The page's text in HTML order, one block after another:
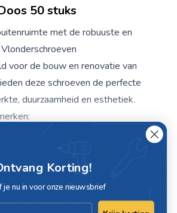
50 stuks
met de robuuste en
voor de bouw en renovatie van
deze schroeven de perfecte
duurzaamheid en esthetiek.
Gemaakt van hoogwaardig
voor uitstekende roest- en
ideaal voor buitentoepassingen.
Voorzien van een zelftappende
maakt, waardoor installatie
Korting!
je nu in voor onze nieuwsbrief